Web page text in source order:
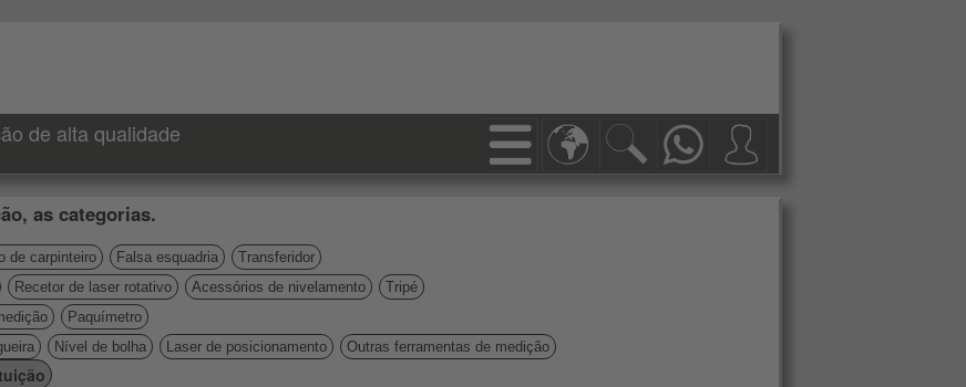
de alta qualidade
as categorias.
de carpinteiro Falsa esquadria
Transferidor
Recetor de laser rotativo Acessórios de nivelamento
Tripé
Paquímetro
Nível de bolha Laser de posicionamento
Outras ferramentas de medição